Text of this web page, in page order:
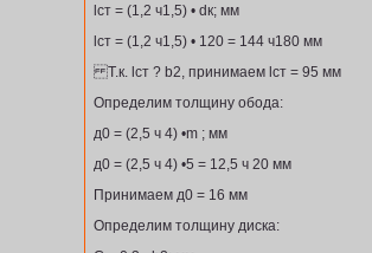
lст = (1,2 ч1,5) • dк; мм
lст = (1,2 ч1,5) • 120 = 144 ч180 мм
Т.к. lст ? b2, принимаем lст = 95 мм
Определим толщину обода:
д0 = (2,5 ч 4) •m ; мм
д0 = (2,5 ч 4) •5 = 12,5 ч 20 мм
Принимаем д0 = 16 мм
Определим толщину диска: